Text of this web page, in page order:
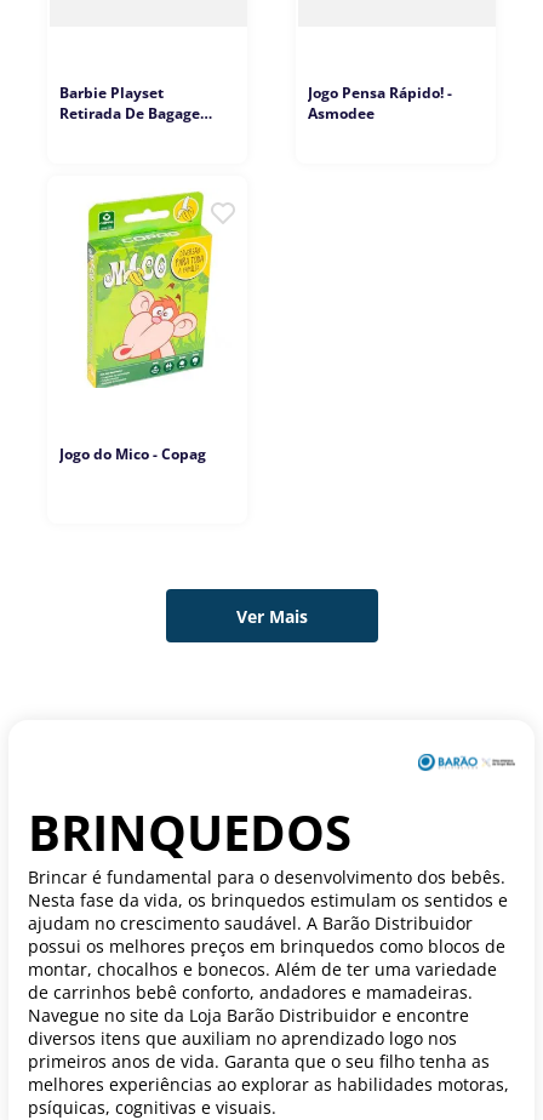
Barbie Playset
Retirada De Bagagem -
Jogo Pensa Rápido! -
Asmodee
Jogo do Mico - Copag
BRINQUEDOS
Brincar é fundamental para o desenvolvimento dos bebês.
Nesta fase da vida, os brinquedos estimulam os sentidos e
ajudam no crescimento saudável. A Barão Distribuidor
possui os melhores preços em brinquedos como blocos de
montar, chocalhos e bonecos. Além de ter uma variedade
de carrinhos bebê conforto, andadores e mamadeiras.
Navegue no site da Loja Barão Distribuidor e encontre
diversos itens que auxiliam no aprendizado logo nos
primeiros anos de vida. Garanta que o seu filho tenha as
melhores experiências ao explorar as habilidades motoras,
psíquicas, cognitivas e visuais.